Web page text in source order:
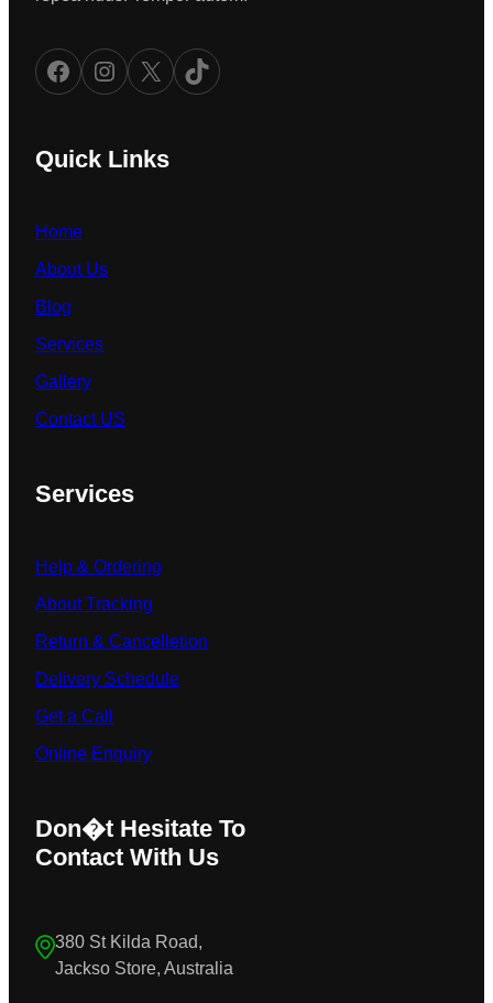
Facebook Instagram X TikTok
Quick Links
Home
About Us
Blog
Services
Gallery
Contact US
Services
Help & Ordering
About Tracking
Return & Cancelletion
Delivery Schedule
Get a Call
Online Enquiry
Don�t Hesitate To
Contact With Us
380 St Kilda Road,
Jackso Store, Australia